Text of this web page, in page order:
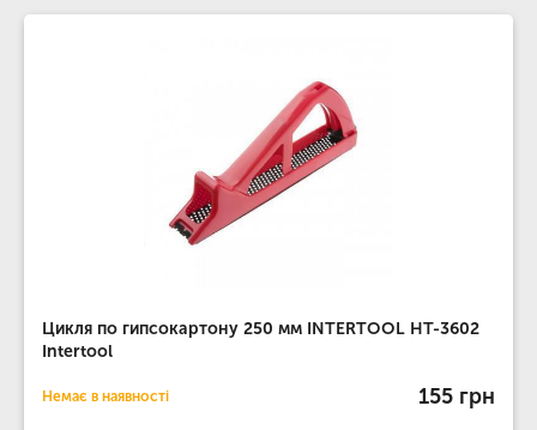
Цикля по гипсокартону 250 мм INTERTOOL HT-3602
Intertool
Немає в наявності 155 грн